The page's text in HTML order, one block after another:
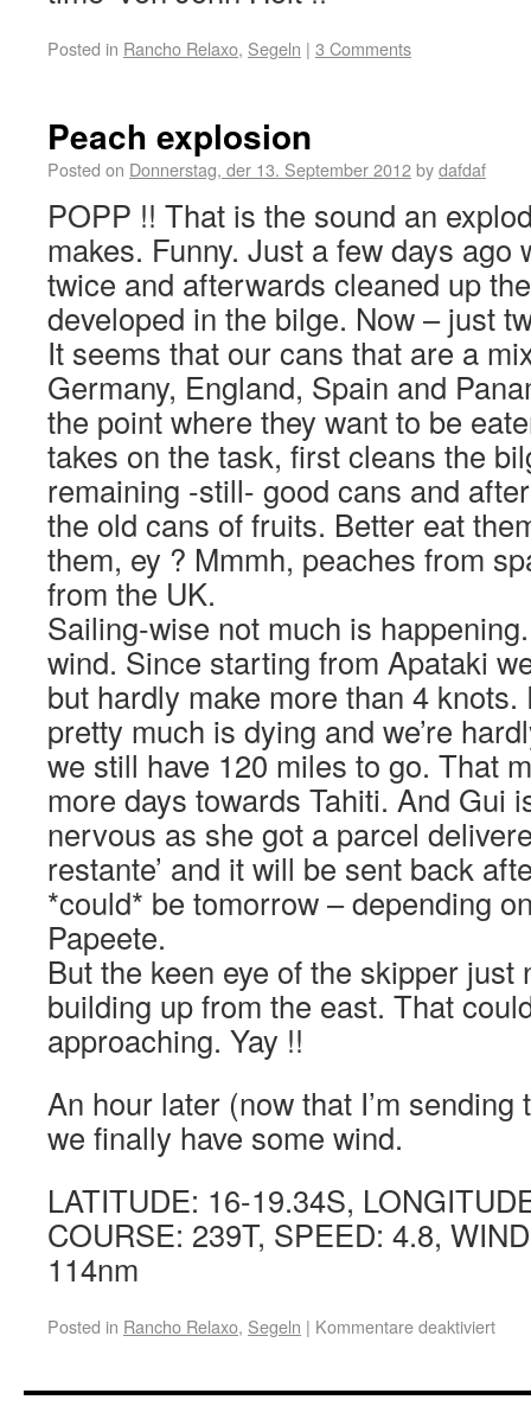
Posted in Rancho Relaxo, Segeln | 3 Comments
Peach explosion
Posted on Donnerstag, der 13. September 2012bydafdaf
POPP !! That is the sound an
makes. Funny. Just a few days ago
twice and afterwards cleaned up
developed in the bilge. Now – just
It seems that our cans that are a
Germany, England, Spain and
the point where they want to be
takes on the task, first cleans the
remaining -still- good cans and
the old cans of fruits. Better eat
them, ey ? Mmmh, peaches from
from the UK.
Sailing-wise not much is
wind. Since starting from Apataki
but hardly make more than 4
pretty much is dying and we’re
we still have 120 miles to go. That
more days towards Tahiti. And Gui
nervous as she got a parcel
restante’ and it will be sent back
*could* be tomorrow – depending
Papeete.
But the keen eye of the skipper
building up from the east. That
approaching. Yay !!
An hour later (now that I’m
we finally have some wind.
LATITUDE: 16-19.34S,
COURSE: 239T, SPEED: 4.8,
114nm
Posted in Rancho Relaxo, Segeln | Kommentare deaktiviert